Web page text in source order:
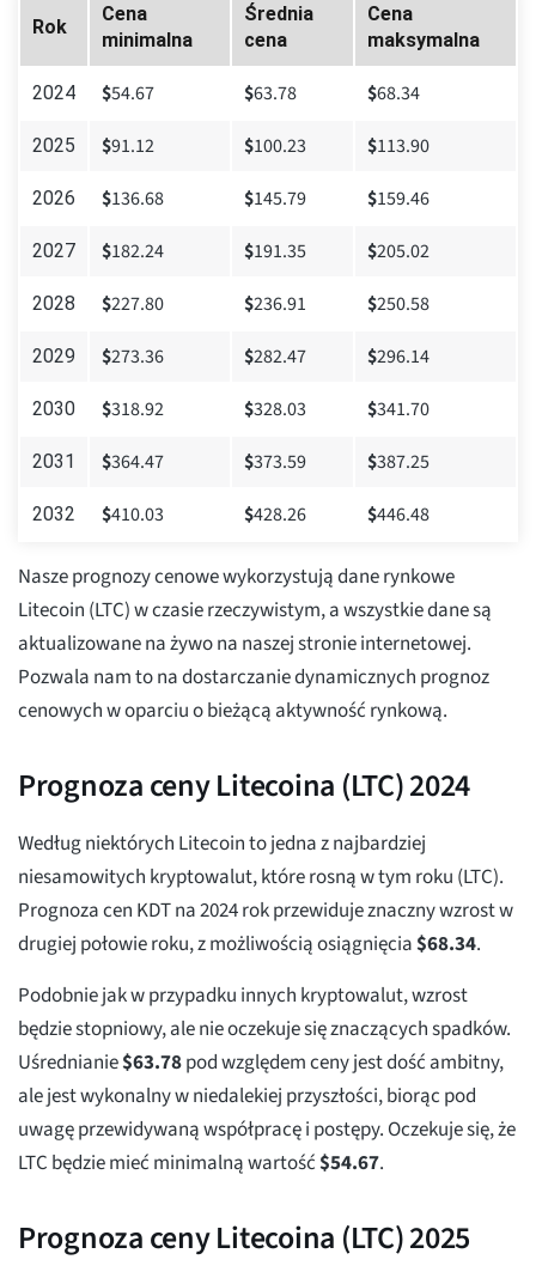
Rok
Cena
minimalna
Średnia
cena
Cena
maksymalna
2024 $54.67 $63.78 $68.34
2025 $91.12 $100.23 $113.90
2026 $136.68 $145.79 $159.46
2027 $182.24 $191.35 $205.02
2028 $227.80 $236.91 $250.58
2029 $273.36 $282.47 $296.14
2030 $318.92 $328.03 $341.70
2031 $364.47 $373.59 $387.25
2032 $410.03 $428.26 $446.48
Nasze prognozy cenowe wykorzystują dane rynkowe
Litecoin (LTC) w czasie rzeczywistym, a wszystkie dane są
aktualizowane na żywo na naszej stronie internetowej.
Pozwala nam to na dostarczanie dynamicznych prognoz
cenowych w oparciu o bieżącą aktywność rynkową.
Prognoza ceny Litecoina (LTC) 2024
Według niektórych Litecoin to jedna z najbardziej
niesamowitych kryptowalut, które rosną w tym roku (LTC).
Prognoza cen KDT na 2024 rok przewiduje znaczny wzrost w
drugiej połowie roku, z możliwością osiągnięcia$68.34.
Podobnie jak w przypadku innych kryptowalut, wzrost
będzie stopniowy, ale nie oczekuje się znaczących spadków.
Uśrednianie$63.78pod względem ceny jest dość ambitny,
ale jest wykonalny w niedalekiej przyszłości, biorąc pod
uwagę przewidywaną współpracę i postępy. Oczekuje się, że
LTC będzie mieć minimalną wartość$54.67.
Prognoza ceny Litecoina (LTC) 2025